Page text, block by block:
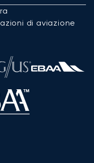
di aviazione